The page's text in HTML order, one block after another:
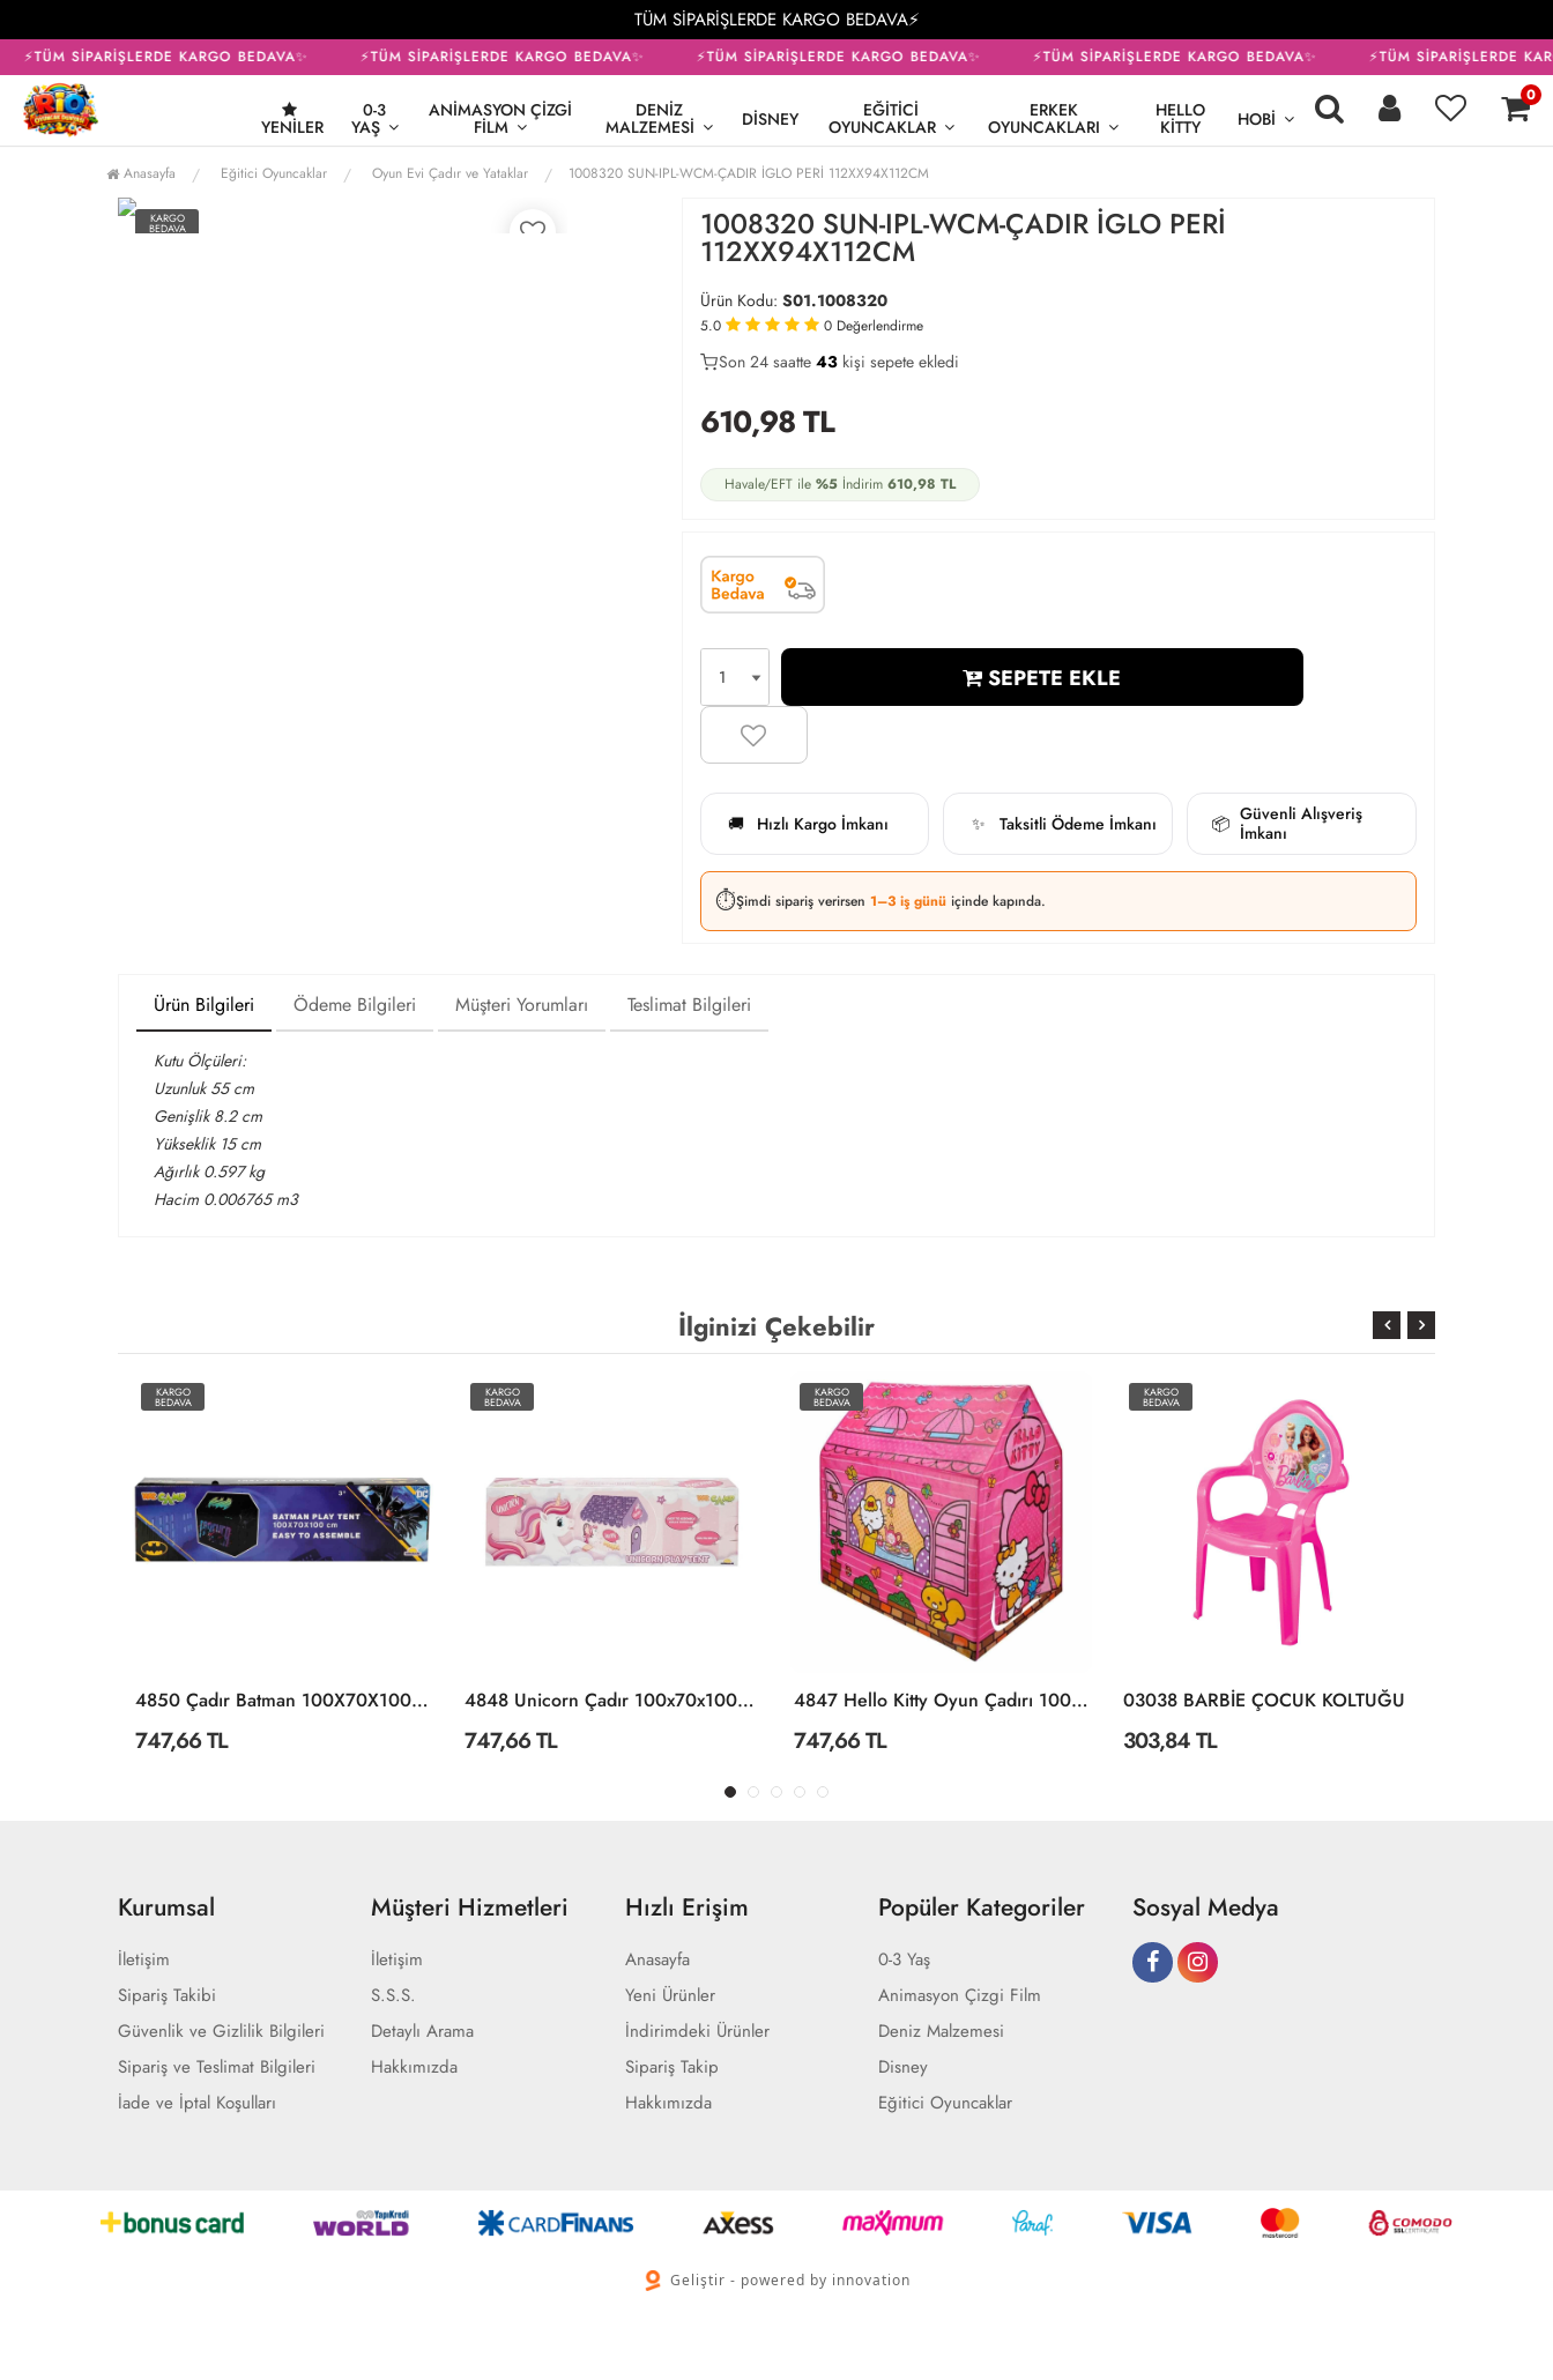
TÜM SİPARİŞLERDE KARGO BEDAVA⚡
⚡TÜM SİPARİŞLERDE KARGO BEDAVA✨ ⚡TÜM SİPARİŞLERDE KARGO BEDAVA✨ ⚡TÜM SİPARİŞLERDE KARGO BEDAVA✨ ⚡TÜM SİPARİŞLERDE KARGO BEDAVA✨ ⚡TÜM SİPARİŞLERDE
YENILER
0-3
YAŞ
ANIMASYON ÇIZGI
FILM
DENIZ
MALZEMESI DISNEY EĞITICI
OYUNCAKLAR
ERKEK
OYUNCAKLARI
HELLO
KITTY HOBI
0
Anasayfa Eğitici Oyuncaklar Oyun Evi Çadır ve Yataklar 1008320 SUN-IPL-WCM-ÇADIR İGLO PERİ 112XX94X112CM
KARGO
BEDAVA 1008320 SUN-IPL-WCM-ÇADIR İGLO PERİ
112XX94X112CM
Ürün Kodu: S01.1008320
5.0 0 Değerlendirme
34
Son 24 saatte 43kişi sepete ekledi
15
610,98TL
Havale/EFT ile %5İndirim 610,98 TL
SEPETE EKLE
🚚 Hızlı Kargo İmkanı ✨ Taksitli Ödeme İmkanı 📦 Güvenli Alışveriş
İmkanı
⏱️Şimdi sipariş verirsen 1–3 iş günü içinde kapında.
Ürün Bilgileri Ödeme Bilgileri Müşteri Yorumları Teslimat Bilgileri
Kutu Ölçüleri:
Uzunluk 55 cm
Genişlik 8.2 cm
Yükseklik 15 cm
Ağırlık 0.597 kg
Hacim 0.006765 m3
İlginizi Çekebilir
KARGO
BEDAVA
4850 Çadır Batman 100X70X100 Cm -Sunman
747,66 TL
KARGO
BEDAVA
4848 Unicorn Çadır 100x70x100 Cm -Sunman
747,66 TL
KARGO
BEDAVA
4847 Hello Kitty Oyun Çadırı 100X70X100 Cm
747,66 TL
KARGO
BEDAVA
03038 BARBİE ÇOCUK KOLTUĞU
303,84 TL
Kurumsal
İletişim
Sipariş Takibi
Güvenlik ve Gizlilik Bilgileri
Sipariş ve Teslimat Bilgileri
İade ve İptal Koşulları
Müşteri Hizmetleri
İletişim
S.S.S.
Detaylı Arama
Hakkımızda
Hızlı Erişim
Anasayfa
Yeni Ürünler
İndirimdeki Ürünler
Sipariş Takip
Hakkımızda
Popüler Kategoriler
0-3 Yaş
Animasyon Çizgi Film
Deniz Malzemesi
Disney
Eğitici Oyuncaklar
Sosyal Medya
Geliştir - powered by innovation